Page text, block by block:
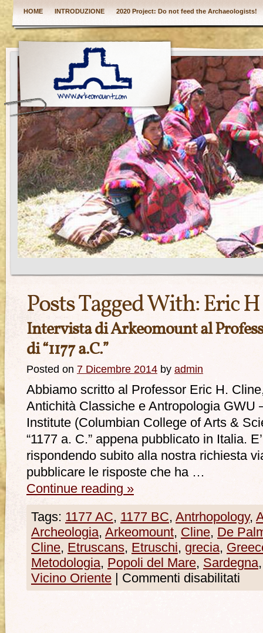
HOME INTRODUZIONE 2020 Project: Do not feed the Archaeologists!
Posts Tagged With:Eric
Intervista di Arkeomount al
di “1177 a.C.”
Posted on 7 Dicembre 2014 by admin
Abbiamo scritto al Professor Eric H.
Antichità Classiche e Antropologia GWU
Institute (Columbian College of Arts &
“1177 a. C.” appena pubblicato in Italia.
rispondendo subito alla nostra richiesta
pubblicare le risposte che ha …
Continue reading »
Tags: 1177 AC, 1177 BC, Antrhopology,
Archeologia, Arkeomount, Cline, De
Cline, Etruscans, Etruschi, grecia,
Metodologia, Popoli del Mare, Sardegna
Vicino Oriente
Commenti disabilitati